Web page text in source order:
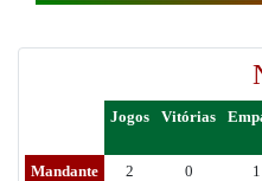
Jogos Vitórias
Mandante 2 0 1